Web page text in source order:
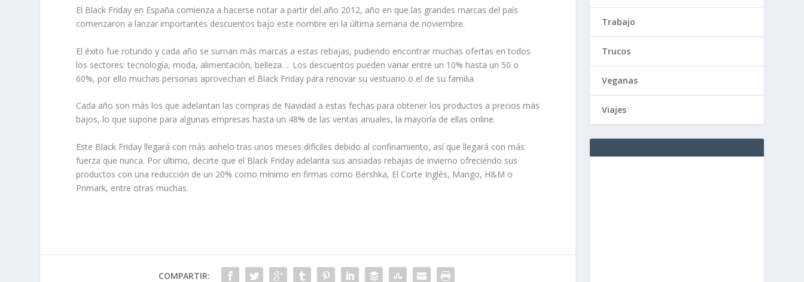
El Black Friday en España comienza a hacerse notar a partir del año 2012, año en que las grandes marcas del país
comenzaron a lanzar importantes descuentos bajo este nombre en la última semana de noviembre.
El éxito fue rotundo y cada año se suman más marcas a estas rebajas, pudiendo encontrar muchas ofertas en todos
los sectores: tecnología, moda, alimentación, belleza…. Los descuentos pueden variar entre un 10% hasta un 50 o
60%, por ello muchas personas aprovechan el Black Friday para renovar su vestuario o el de su familia.
Cada año son más los que adelantan las compras de Navidad a estas fechas para obtener los productos a precios más
bajos, lo que supone para algunas empresas hasta un 48% de las ventas anuales, la mayoría de ellas online.
Este Black Friday llegará con más anhelo tras unos meses difíciles debido al confinamiento, así que llegará con más
fuerza que nunca. Por último, decirte que el Black Friday adelanta sus ansiadas rebajas de invierno ofreciendo sus
productos con una reducción de un 20% como mínimo en firmas como Bershka, El Corte Inglés, Mango, H&M o
Primark, entre otras muchas.
COMPARTIR:
Trabajo
Trucos
Veganas
Viajes